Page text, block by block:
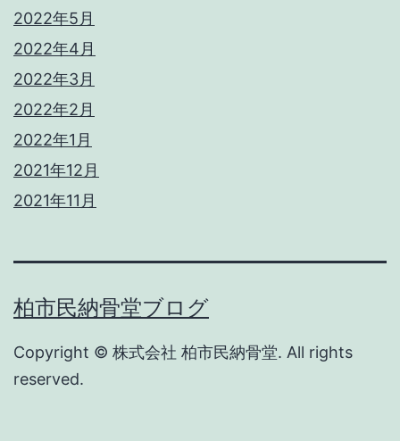
2022年5月
2022年4月
2022年3月
2022年2月
2022年1月
2021年12月
2021年11月
柏市民納骨堂ブログ
Copyright © 株式会社 柏市民納骨堂. All rights
reserved.